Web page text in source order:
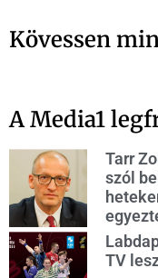
Kövessen
A Media1
Tarr
szól
TV